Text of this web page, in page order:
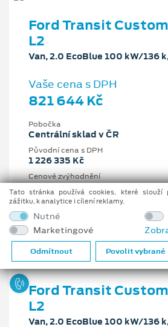
Ford Transit
L2
Van, 2.0 EcoBlue 100 kW/136
Vaše cena s DPH
821 644 Kč
Pobočka
Centrální sklad v ČR
Původní cena s DPH
1 226 335 Kč
Cenové zvýhodnění
404 691 Kč
6st. manuální
Ford Transit
L2
Van, 2.0 EcoBlue 100 kW/136
Tato stránka používá cookies, které slouží
zážitku, k analytice i cílení reklamy.
Nutné
Marketingové
Odmítnout Povolit vybrané